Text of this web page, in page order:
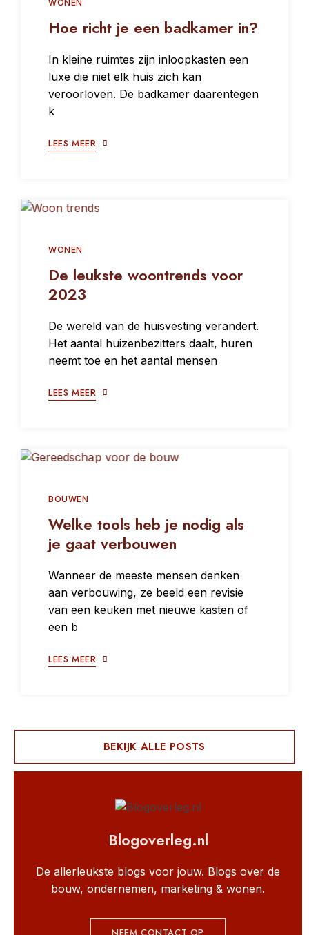
WONEN
Hoe richt je een badkamer in?
In kleine ruimtes zijn inloopkasten een
luxe die niet elk huis zich kan
veroorloven. De badkamer daarentegen
k
LEES MEER
WONEN
De leukste woontrends voor
2023
De wereld van de huisvesting verandert.
Het aantal huizenbezitters daalt, huren
neemt toe en het aantal mensen
LEES MEER
BOUWEN
Welke tools heb je nodig als
je gaat verbouwen
Wanneer de meeste mensen denken
aan verbouwing, ze beeld een revisie
van een keuken met nieuwe kasten of
een b
LEES MEER
BEKIJK ALLE POSTS
Blogoverleg.nl
De allerleukste blogs voor jouw. Blogs over de
bouw, ondernemen, marketing & wonen.